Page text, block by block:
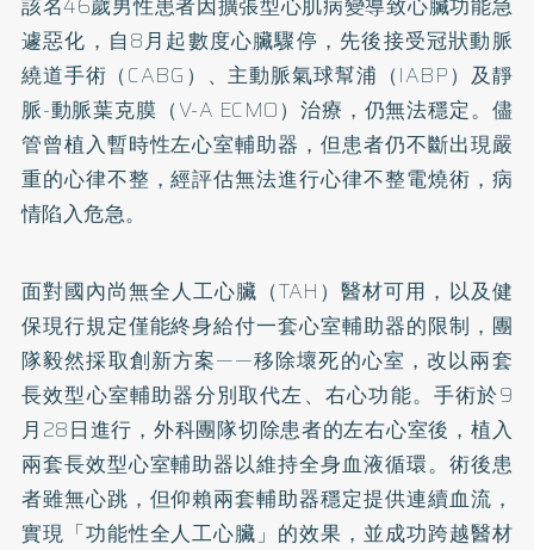
遽惡化，自8月起數度心臟驟停，先後接受冠狀動脈
繞道手術（CABG）、主動脈氣球幫浦（IABP）及靜
脈-動脈葉克膜（V-A ECMO）治療，仍無法穩定。儘
管曾植入暫時性左心室輔助器，但患者仍不斷出現嚴
重的心律不整，經評估無法進行心律不整電燒術，病
情陷入危急。
面對國內尚無全人工心臟（TAH）醫材可用，以及健
保現行規定僅能終身給付一套心室輔助器的限制，團
隊毅然採取創新方案——移除壞死的心室，改以兩套
長效型心室輔助器分別取代左、右心功能。手術於9
月28日進行，外科團隊切除患者的左右心室後，植入
兩套長效型心室輔助器以維持全身血液循環。術後患
者雖無心跳，但仰賴兩套輔助器穩定提供連續血流，
實現「功能性全人工心臟」的效果，並成功跨越醫材